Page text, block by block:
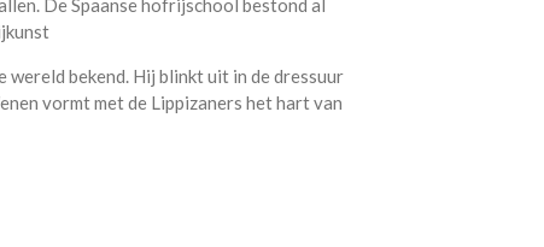
wereld bekend. Hij blinkt uit in de dressuur
vormt met de Lippizaners het hart van